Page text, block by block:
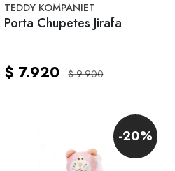
TEDDY KOMPANIET
Porta Chupetes Jirafa
$ 7.920 $ 9.900
-20%